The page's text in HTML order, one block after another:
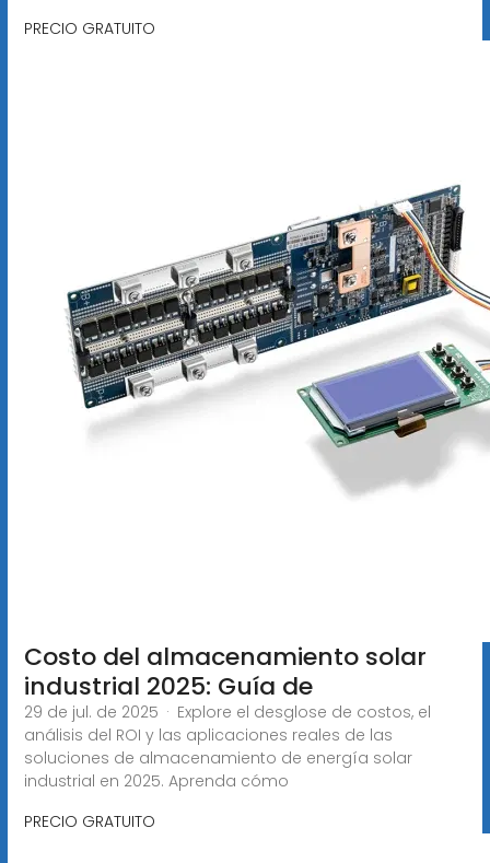
PRECIO GRATUITO
Costo del almacenamiento solar
industrial 2025: Guía de
29 de jul. de 2025 · Explore el desglose de costos, el
análisis del ROI y las aplicaciones reales de las
soluciones de almacenamiento de energía solar
industrial en 2025. Aprenda cómo
PRECIO GRATUITO